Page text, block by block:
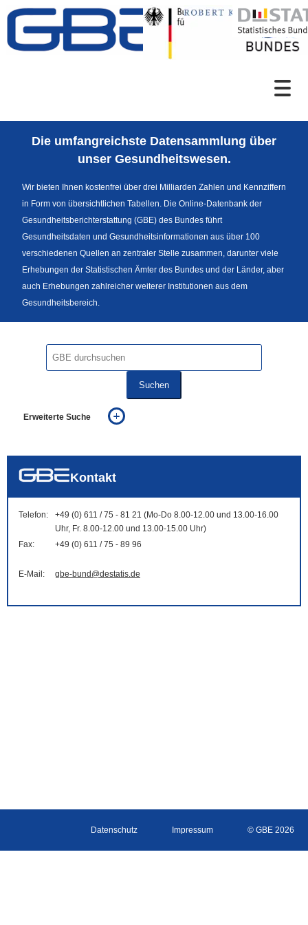
Zum Inhalt
Sprachumschaltung
Die umfangreichste Datensammlung über
unser Gesundheitswesen.
Wir bieten Ihnen kostenfrei über drei Milliarden Zahlen und Kennziffern
in Form von übersichtlichen Tabellen. Die Online-Datenbank der
Gesundheitsberichterstattung (GBE) des Bundes führt
Gesundheitsdaten und Gesundheitsinformationen aus über 100
verschiedenen Quellen an zentraler Stelle zusammen, darunter viele
Erhebungen der Statistischen Ämter des Bundes und der Länder, aber
auch Erhebungen zahlreicher weiterer Institutionen aus dem
Gesundheitsbereich.
Suchen
Erweiterte Suche
auch in allen Texten suchen (Volltextsuche)
Kontakt
Telefon:
+49 (0) 611 / 75 - 81 21 (Mo-Do 8.00-12.00 und 13.00-16.00
Uhr, Fr. 8.00-12.00 und 13.00-15.00 Uhr)
Fax:
+49 (0) 611 / 75 - 89 96
E-Mail: gbe-bund@destatis.de
Datenschutz Impressum © GBE 2026